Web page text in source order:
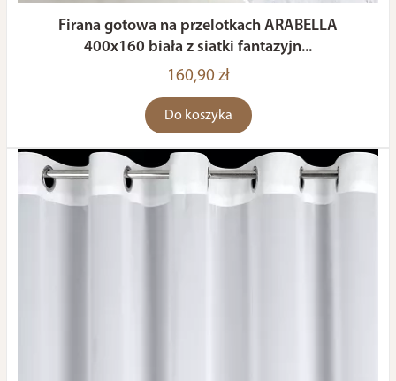
Firana gotowa na przelotkach ARABELLA
400x160 biała z siatki fantazyjn...
160,90 zł
Do koszyka